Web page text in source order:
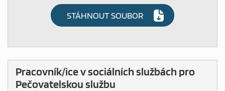
STÁHNOUT SOUBOR
Pracovník/ice v sociálních službách pro
Pečovatelskou službu